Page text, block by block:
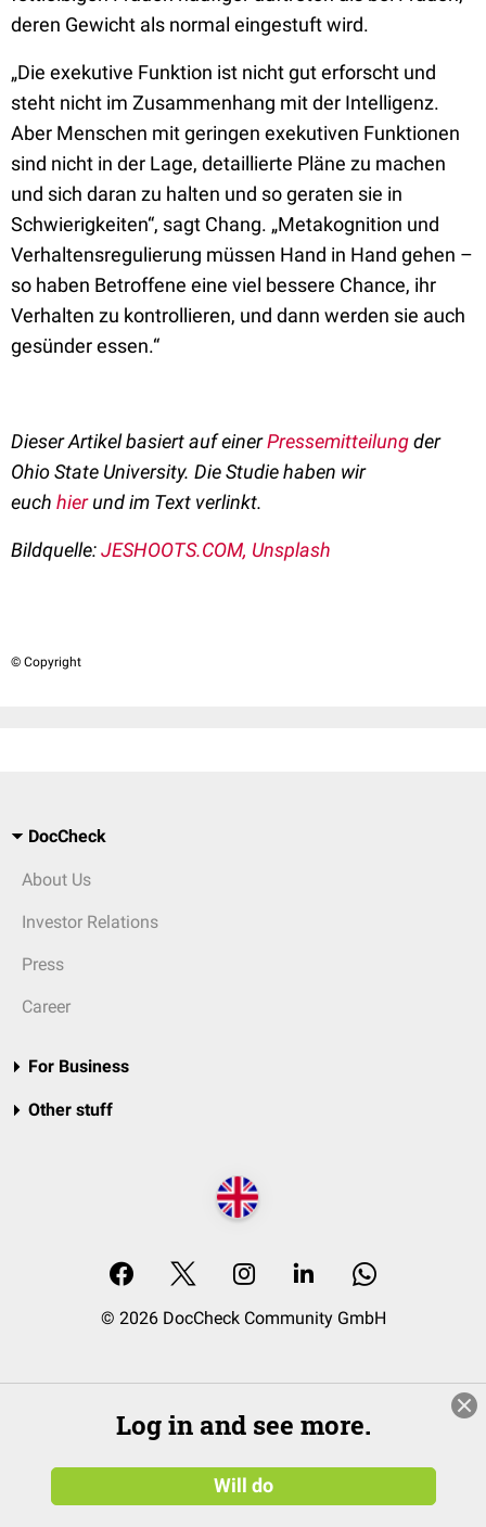
deren Gewicht als normal eingestuft wird.
„Die exekutive Funktion ist nicht gut erforscht und
steht nicht im Zusammenhang mit der Intelligenz.
Aber Menschen mit geringen exekutiven Funktionen
sind nicht in der Lage, detaillierte Pläne zu machen
und sich daran zu halten und so geraten sie in
Schwierigkeiten“, sagt Chang. „Metakognition und
Verhaltensregulierung müssen Hand in Hand gehen –
so haben Betroffene eine viel bessere Chance, ihr
Verhalten zu kontrollieren, und dann werden sie auch
gesünder essen.“
Dieser Artikel basiert auf einerPressemitteilungder
Ohio State University. Die Studie haben wir
euch hierund im Text verlinkt.
Bildquelle:JESHOOTS.COM, Unsplash
© Copyright
DocCheck
About Us
Investor Relations
Press
Career
For Business
Other stuff
© 2026 DocCheck Community GmbH
Log in and see more.
Will do